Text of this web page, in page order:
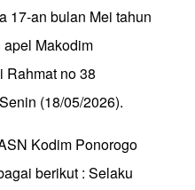
17-an bulan Mei tahun
Makodim
Rahmat no 38
(18/05/2026).
Kodim Ponorogo
berikut : Selaku